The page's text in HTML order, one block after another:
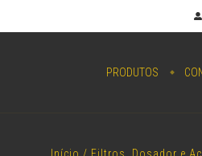
PRODUTOS